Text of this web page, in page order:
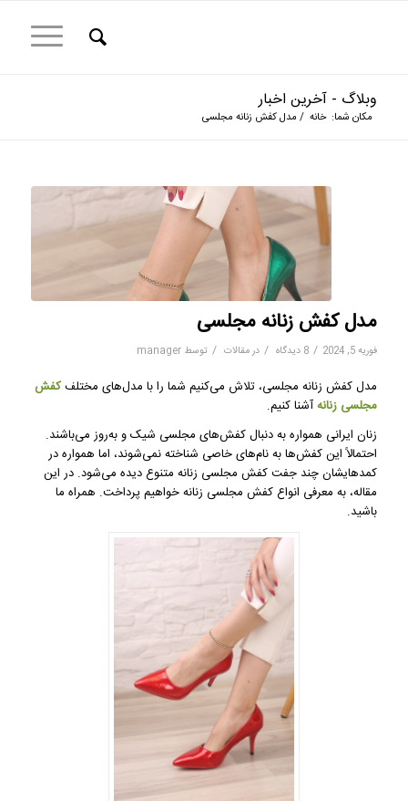
وبلاگ - آخرین اخبار
مکان شما: خانه / مدل کفش زنانه مجلسی
مدل کفش زنانه مجلسی
فوریه 5, 2024 / 8 دیدگاه / درمقالات / توسط manager
مدل کفش زنانه مجلسی، تلاش می‌کنیم شما را با مدل‌های مختلفکفش
مجلسی زنانهآشنا کنیم.
زنان ایرانی همواره به دنبال کفش‌های مجلسی شیک و به‌روز می‌باشند.
احتمالاً این کفش‌ها به نام‌های خاصی شناخته نمی‌شوند، اما همواره در
کمدهایشان چند جفت کفش مجلسی زنانه متنوع دیده می‌شود. در این
مقاله، به معرفی انواع کفش مجلسی زنانه خواهیم پرداخت. همراه ما
باشید.